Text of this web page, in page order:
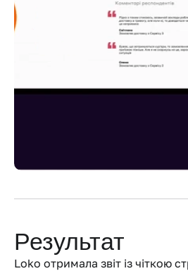
Результат
Loko отримала звіт із чіткою